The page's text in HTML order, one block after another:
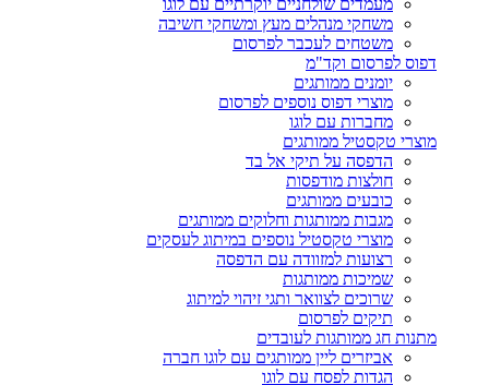
מעמדים שולחניים יוקרתיים עם לוגו
משחקי מנהלים מעץ ומשחקי חשיבה
משטחים לעכבר לפרסום
דפוס לפרסום וקד"מ
יומנים ממותגים
מוצרי דפוס נוספים לפרסום
מחברות עם לוגו
מוצרי טקסטיל ממותגים
הדפסה על תיקי אל בד
חולצות מודפסות
כובעים ממותגים
מגבות ממותגות וחלוקים ממותגים
מוצרי טקסטיל נוספים במיתוג לעסקים
רצועות למזוודה עם הדפסה
שמיכות ממותגות
שרוכים לצוואר ותגי זיהוי למיתוג
תיקים לפרסום
מתנות חג ממותגות לעובדים
אביזרים ליין ממותגים עם לוגו חברה
הגדות לפסח עם לוגו